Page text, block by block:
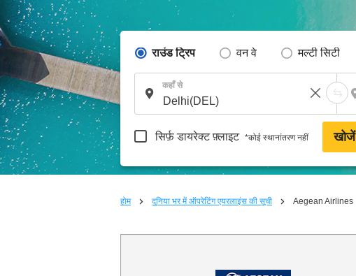
राउंड ट्रिप वन वे मल्टी सिटी
कहाँ से
सिर्फ़ डायरेक्ट फ़्लाइट *कोई स्थानांतरण नहीं खोजें
होम दुनिया भर में ऑपरेटिंग एयरलाइंस की सूची Aegean Airlines